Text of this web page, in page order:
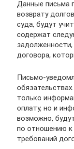
Данные письма
возврату
суда, будут
содержат
договора,
Письмо-
только
оплату, но и
возможно,
по отношению к
требований